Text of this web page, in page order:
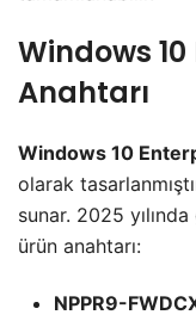
Windows
Anahtarı
Windows 10
olarak
sunar. 2025
ürün anahtarı:
NPPR9-